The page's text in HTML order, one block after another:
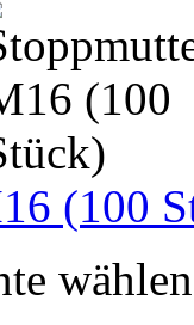
(100
wählen